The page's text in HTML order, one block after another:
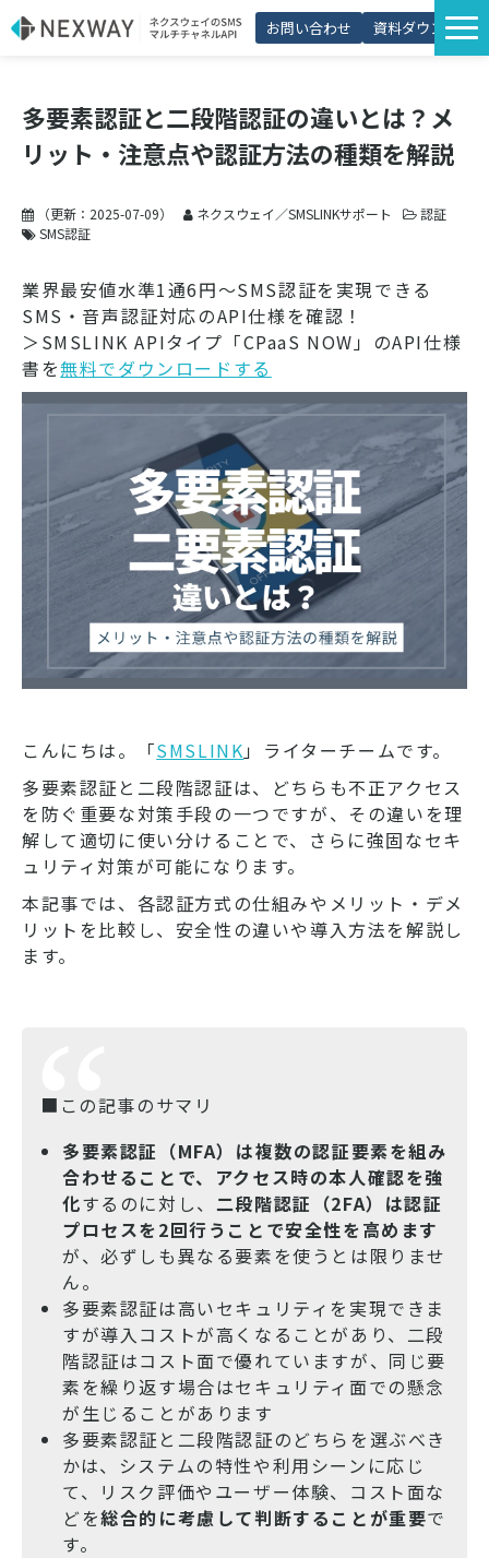
お問い合わせ 資料ダウンロード
選ばれる理由
プラン・価格
導入事例
コラム
パートナー制度
多要素認証と二段階認証の違いとは？メ
リット・注意点や認証方法の種類を解説
（更新： 2025-07-09） ネクスウェイ／SMSLINKサポート
認証
SMS認証
業界最安値水準1通6円～SMS認証を実現できる
SMS・音声認証対応のAPI仕様を確認！
＞SMSLINK APIタイプ「CPaaS NOW」のAPI仕様
書を無料でダウンロードする
こんにちは。「SMSLINK」ライターチームです。
多要素認証と二段階認証は、どちらも不正アクセス
を防ぐ重要な対策手段の一つですが、その違いを理
解して適切に使い分けることで、さらに強固なセキ
ュリティ対策が可能になります。
本記事では、各認証方式の仕組みやメリット・デメ
リットを比較し、安全性の違いや導入方法を解説し
ます。
■この記事のサマリ
多要素認証（MFA）は複数の認証要素を組み
合わせることで、アクセス時の本人確認を強
化するのに対し、 二段階認証（2FA）は認証
プロセスを2回行うことで安全性を高めます
が、必ずしも異なる要素を使うとは限りませ
ん。
多要素認証は高いセキュリティを実現できま
すが導入コストが高くなることがあり、二段
階認証はコスト面で優れていますが、同じ要
素を繰り返す場合はセキュリティ面での懸念
が生じることがあります
多要素認証と二段階認証のどちらを選ぶべき
かは、システムの特性や利用シーンに応じ
て、リスク評価やユーザー体験、コスト面な
どを総合的に考慮して判断することが重要で
す。